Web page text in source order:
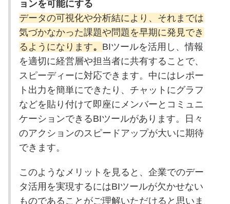
ョンを可能にする
データの可視化や分析結により、それまでは
気づかなかった課題や問題を早期に発見でき
るようになります。 BIツールを活用し、情報
を適切に経営層や担当者に共有することで、
スピーディーに対応できます。中にはレポー
ト出力を簡単にできたり、チャットにグラフ
などを貼り付けて即座にメンバーとコミュニ
ケーションできるBIツールがあります。日々
のアクションのスピードアップが大いに期待
できます。
このようなメリットを見ると、企業でのデー
タ活用を実現するにはBIツールが欠かせない
ものであることがご理解いただけると思いま